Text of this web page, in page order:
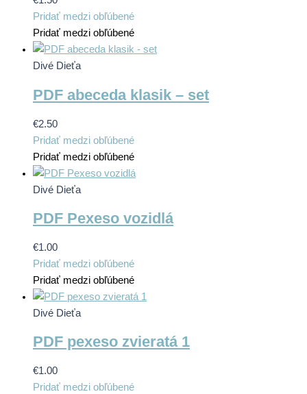
Pridať medzi obľúbené
Pridať medzi obľúbené
Divé Dieťa
PDF abeceda klasik – set
€2.50
Pridať medzi obľúbené
Pridať medzi obľúbené
Divé Dieťa
PDF Pexeso vozidlá
€1.00
Pridať medzi obľúbené
Pridať medzi obľúbené
Divé Dieťa
PDF pexeso zvieratá 1
€1.00
Pridať medzi obľúbené